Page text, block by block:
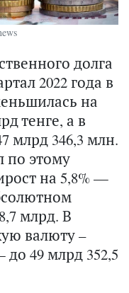
долга
2022 года в
на
тенге, а в
млрд 346,3 млн.
по этому
на 5,8% —
млрд. В
валюту –
49 млрд 352,5